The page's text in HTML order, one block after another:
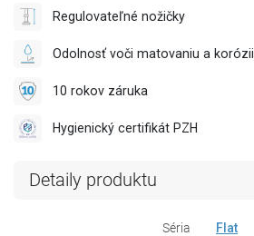
Regulovateľné nožičky
Odolnosť voči matovaniu a korózii
10 rokov záruka
Hygienický certifikát PZH
Detaily produktu
Séria Flat